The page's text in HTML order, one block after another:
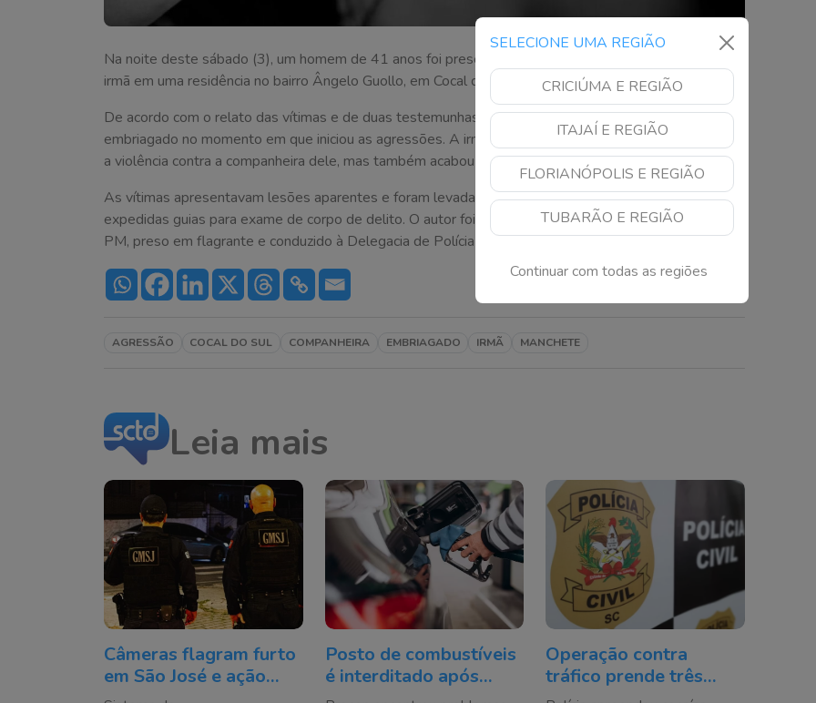
SELECIONE UMA REGIÃO
CRICIÚMA E REGIÃO
ITAJAÍ E REGIÃO
FLORIANÓPOLIS E REGIÃO
TUBARÃO E REGIÃO
Continuar com todas as regiões
Na noite deste sábado (3), um homem de 41 anos foi preso após agredir a companheira e a própria
irmã em uma residência no bairro Ângelo Guollo, em Cocal do Sul.
De acordo com o relato das vítimas e de duas testemunhas, o agressor estava visivelmente
embriagado no momento em que iniciou as agressões. A irmã do suspeito tentou intervir para conter
a violência contra a companheira dele, mas também acabou sendo agredida.
As vítimas apresentavam lesões aparentes e foram levadas para atendimento médico, sendo
expedidas guias para exame de corpo de delito. O autor foi contido por populares até a chegada da
PM, preso em flagrante e conduzido à Delegacia de Polícia Civil.
AGRESSÃO COCAL DO SUL COMPANHEIRA EMBRIAGADO IRMÃ MANCHETE
Leia mais
Câmeras flagram furto
em São José e ação
rápida da Guarda
Posto de combustíveis
é interditado após
fiscalização em
Operação contra
tráfico prende três
pessoas no Sul de